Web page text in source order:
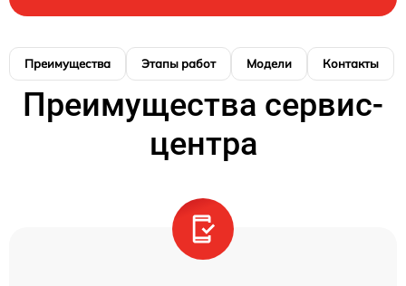
Преимущества Этапы работ Модели Контакты
Преимущества сервис-
центра